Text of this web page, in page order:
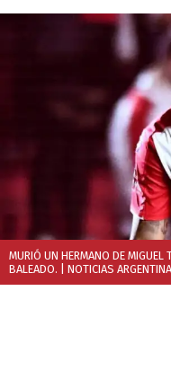
MURIÓ UN HERMANO DE MIGUEL
BALEADO. | NOTICIAS